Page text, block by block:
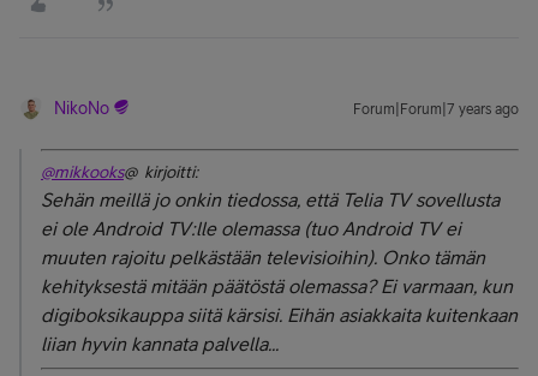
NikoNo Forum|Forum|7 years ago
@mikkooks@ kirjoitti:
Sehän meillä jo onkin tiedossa, että Telia TV sovellusta
ei ole Android TV:lle olemassa (tuo Android TV ei
muuten rajoitu pelkästään televisioihin). Onko tämän
kehityksestä mitään päätöstä olemassa? Ei varmaan, kun
digiboksikauppa siitä kärsisi. Eihän asiakkaita kuitenkaan
liian hyvin kannata palvella...